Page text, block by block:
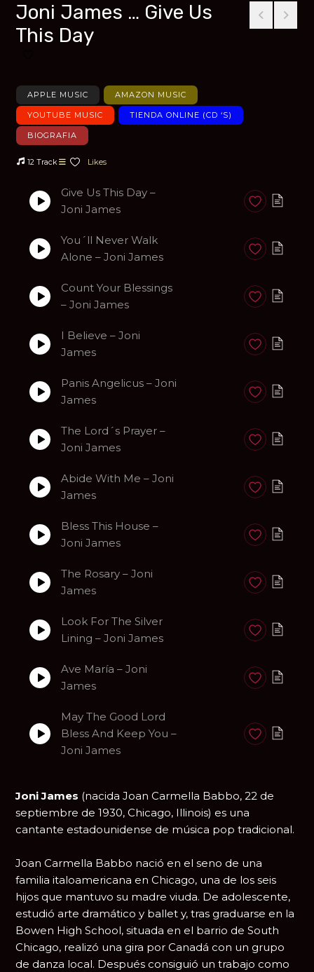
Joni James … Give Us
This Day
APPLE MUSIC AMAZON MUSIC
YOUTUBE MUSIC TIENDA ONLINE (CD ‘S)
BIOGRAFIA
12 Track Likes
Give Us This Day –
Joni James
Anadir a
You´ll Never Walk
Alone – Joni James
Anadir a
Count Your Blessings
– Joni James
Anadir a
I Believe – Joni
James
Anadir a
Panis Angelicus – Joni
James
Anadir a
The Lord´s Prayer –
Joni James
Anadir a
Abide With Me – Joni
James
Anadir a
Bless This House –
Joni James
Anadir a
The Rosary – Joni
James
Anadir a
Look For The Silver
Lining – Joni James
Anadir a
Ave María – Joni
James
Anadir a
May The Good Lord
Bless And Keep You –
Joni James
Anadir a
Joni James (nacida Joan Carmella Babbo, 22 de
septiembre de 1930, Chicago, Illinois) es una
cantante estadounidense de música pop tradicional.
Joan Carmella Babbo nació en el seno de una
familia italoamericana en Chicago, una de los seis
hijos que mantuvo su madre viuda. De adolescente,
estudió arte dramático y ballet y, tras graduarse en la
Bowen High School, situada en el barrio de South
Chicago, realizó una gira por Canadá con un grupo
de danza local. Después consiguió un trabajo como